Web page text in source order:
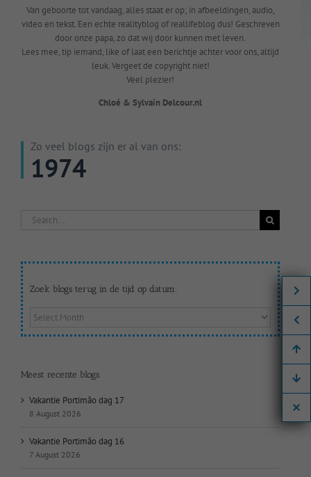
Van geboorte tot vandaag, alles staat er op; in afbeeldingen, audio,
video en tekst. Een echte realityblog of reallifeblog dus! Geschreven
door onze papa, zo dat wij door kunnen met leven.
Lees mee, tip iemand, like of laat een berichtje achter voor ons, altijd
leuk. Vergeet de copyright niet!
Veel plezier!
Chloé & Sylvain Delcour.nl
Zo veel blogs zijn er al van ons:
1974
Search
Zoek blogs terug in de tijd op datum:
Zoek
op
datum:
Meest recente blogs
Vakantie Portimão dag 17
8 August 2026
Vakantie Portimão dag 16
7 August 2026